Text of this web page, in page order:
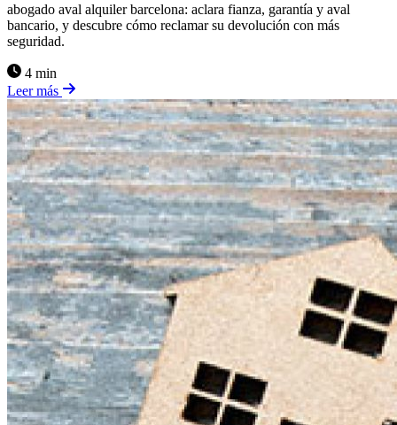
abogado aval alquiler barcelona: aclara fianza, garantía y aval
bancario, y descubre cómo reclamar su devolución con más
seguridad.
4 min
Leer más